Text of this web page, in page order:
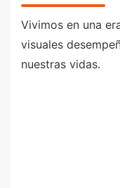
Vivimos en una
visuales
nuestras vidas.